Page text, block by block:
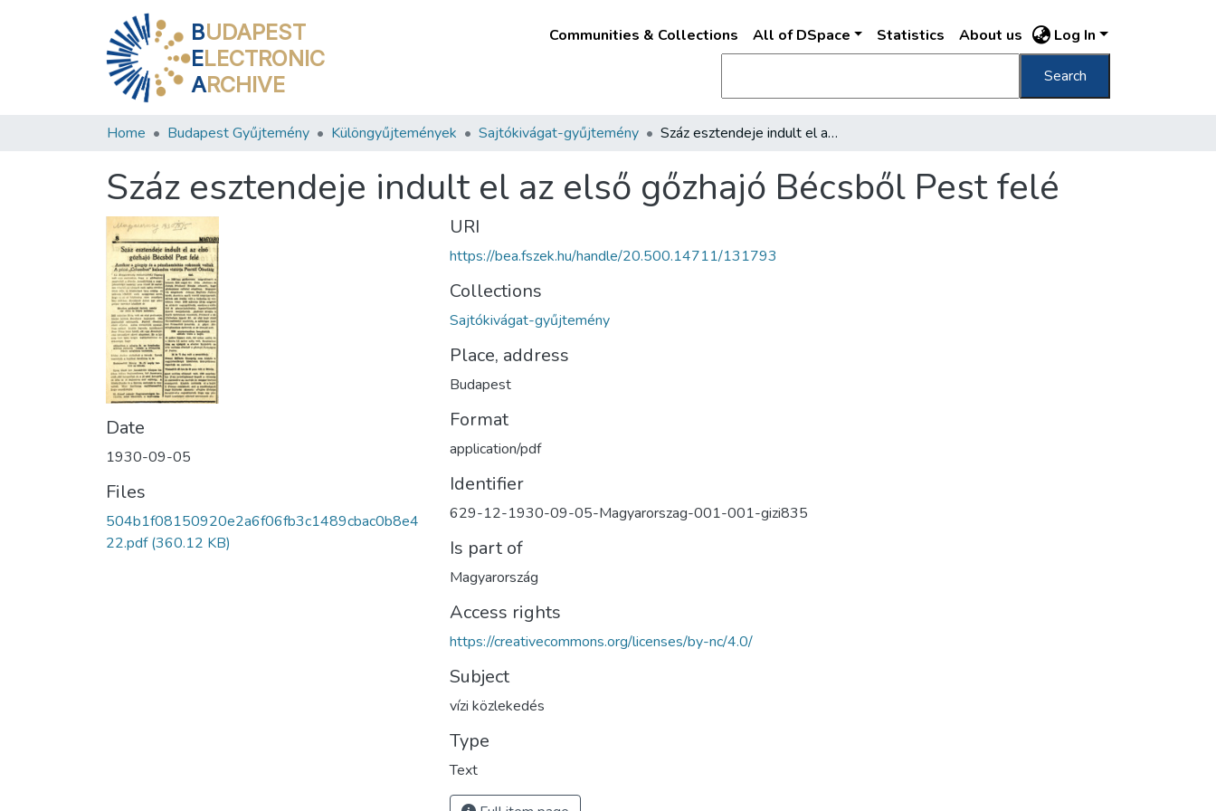
BUDAPEST
ELECTRONIC
ARCHIVE
Communities & Collections All of DSpace Statistics About us Log In
Search
Home Budapest Gyűjtemény Különgyűjtemények Sajtókivágat-gyűjtemény Száz esztendeje indult el az első gőzhajó Bécsből Pest felé
Száz esztendeje indult el az első gőzhajó Bécsből Pest felé
Date
1930-09-05
Files
504b1f08150920e2a6f06fb3c1489cbac0b8e4
22.pdf(360.12 KB)
URI
https://bea.fszek.hu/handle/20.500.14711/131793
Collections
Sajtókivágat-gyűjtemény
Place, address
Budapest
Format
application/pdf
Identifier
629-12-1930-09-05-Magyarorszag-001-001-gizi835
Is part of
Magyarország
Access rights
https://creativecommons.org/licenses/by-nc/4.0/
Subject
vízi közlekedés
Type
Text